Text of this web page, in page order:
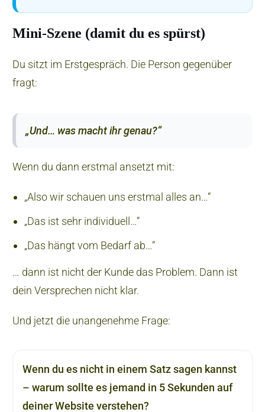
Mini-Szene (damit du es spürst)
Du sitzt im Erstgespräch. Die Person gegenüber
fragt:
„Und… was macht ihr genau?“
Wenn du dann erstmal ansetzt mit:
„Also wir schauen uns erstmal alles an…“
„Das ist sehr individuell…“
„Das hängt vom Bedarf ab…“
… dann ist nicht der Kunde das Problem. Dann ist
dein Versprechen nicht klar.
Und jetzt die unangenehme Frage:
Wenn du es nicht in einem Satz sagen kannst
– warum sollte es jemand in 5 Sekunden auf
deiner Website verstehen?